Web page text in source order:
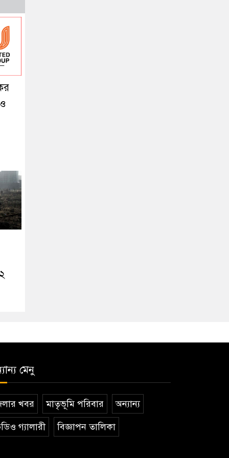
মেনু
খবর মাতৃভূমি পরিবার অন্যান্য
গ্যালারী বিজ্ঞাপন তালিকা